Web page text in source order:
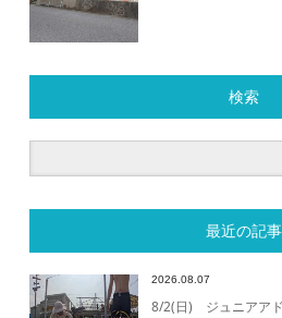
検索
最近の記事
2026.08.07
8/2(日) ジュニアア